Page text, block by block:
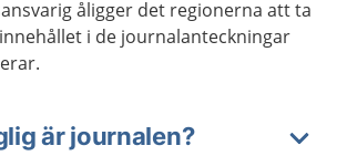
åligger det regionerna att ta
i de journalanteckningar
är journalen?